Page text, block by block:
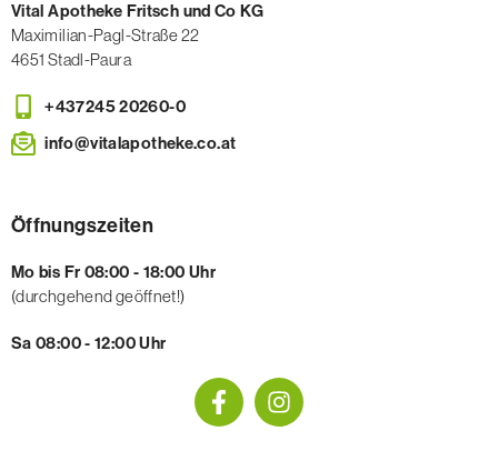
Vital Apotheke Fritsch und Co KG
Maximilian-Pagl-Straße 22
4651 Stadl-Paura
+437245 20260-0
info@vitalapotheke.co.at
Öffnungszeiten
Mo bis Fr 08:00 - 18:00 Uhr
(durchgehend geöffnet!)
Sa 08:00 - 12:00 Uhr